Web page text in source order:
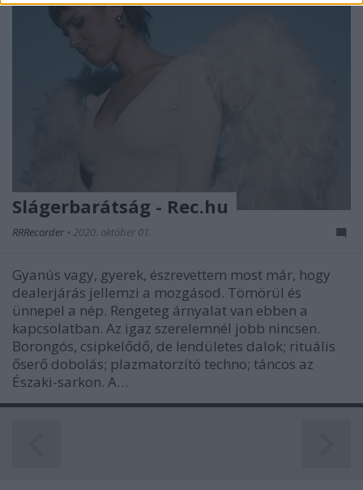
Slágerbarátság - Rec.hu
RRRecorder • 2020. október 01.
Gyanús vagy, gyerek, észrevettem most már, hogy
dealerjárás jellemzi a mozgásod. Tömörül és
ünnepel a nép. Rengeteg árnyalat van ebben a
kapcsolatban. Az igaz szerelemnél jobb nincsen.
Borongós, csipkelődő, de lendületes dalok; rituális
őserő dobolás; plazmatorzító techno; táncos az
Északi-sarkon. A…